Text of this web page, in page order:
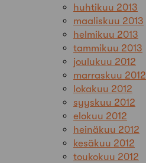
huhtikuu 2013
maaliskuu 2013
helmikuu 2013
tammikuu 2013
joulukuu 2012
marraskuu 2012
lokakuu 2012
syyskuu 2012
elokuu 2012
heinäkuu 2012
kesäkuu 2012
toukokuu 2012